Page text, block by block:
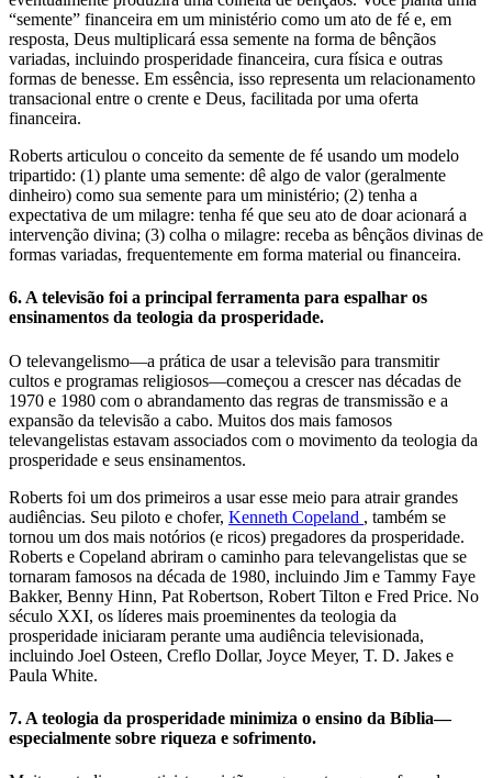
“semente” financeira em um ministério como um ato de fé e, em
resposta, Deus multiplicará essa semente na forma de bênçãos
variadas, incluindo prosperidade financeira, cura física e outras
formas de benesse. Em essência, isso representa um relacionamento
transacional entre o crente e Deus, facilitada por uma oferta
financeira.
Roberts articulou o conceito da semente de fé usando um modelo
tripartido: (1) plante uma semente: dê algo de valor (geralmente
dinheiro) como sua semente para um ministério; (2) tenha a
expectativa de um milagre: tenha fé que seu ato de doar acionará a
intervenção divina; (3) colha o milagre: receba as bênçãos divinas de
formas variadas, frequentemente em forma material ou financeira.
6. A televisão foi a principal ferramenta para espalhar os
ensinamentos da teologia da prosperidade.
O televangelismo—a prática de usar a televisão para transmitir
cultos e programas religiosos—começou a crescer nas décadas de
1970 e 1980 com o abrandamento das regras de transmissão e a
expansão da televisão a cabo. Muitos dos mais famosos
televangelistas estavam associados com o movimento da teologia da
prosperidade e seus ensinamentos.
Roberts foi um dos primeiros a usar esse meio para atrair grandes
audiências. Seu piloto e chofer, Kenneth Copeland , também se
tornou um dos mais notórios (e ricos) pregadores da prosperidade.
Roberts e Copeland abriram o caminho para televangelistas que se
tornaram famosos na década de 1980, incluindo Jim e Tammy Faye
Bakker, Benny Hinn, Pat Robertson, Robert Tilton e Fred Price. No
século XXI, os líderes mais proeminentes da teologia da
prosperidade iniciaram perante uma audiência televisionada,
incluindo Joel Osteen, Creflo Dollar, Joyce Meyer, T. D. Jakes e
Paula White.
7. A teologia da prosperidade minimiza o ensino da Bíblia—
especialmente sobre riqueza e sofrimento.